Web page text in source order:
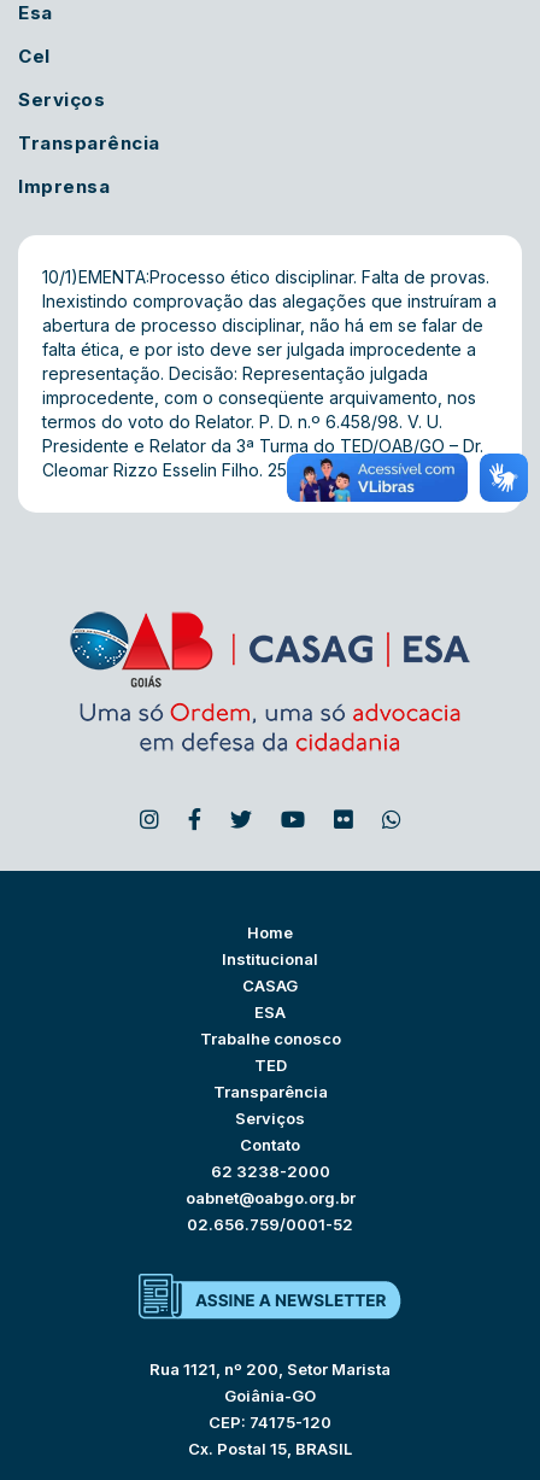
Esa
Cel
Serviços
Transparência
Imprensa
10/1)EMENTA:Processo ético disciplinar. Falta de provas.
Inexistindo comprovação das alegações que instruíram a
abertura de processo disciplinar, não há em se falar de
falta ética, e por isto deve ser julgada improcedente a
representação. Decisão: Representação julgada
improcedente, com o conseqüente arquivamento, nos
termos do voto do Relator. P. D. n.º 6.458/98. V. U.
Presidente e Relator da 3ª Turma do TED/OAB/GO – Dr.
Cleomar Rizzo Esselin Filho. 25.04.2002.
Home
Institucional
CASAG
ESA
Trabalhe conosco
TED
Transparência
Serviços
Contato
62 3238-2000
oabnet@oabgo.org.br
02.656.759/0001-52
Rua 1121, nº 200, Setor Marista
Goiânia-GO
CEP: 74175-120
Cx. Postal 15, BRASIL